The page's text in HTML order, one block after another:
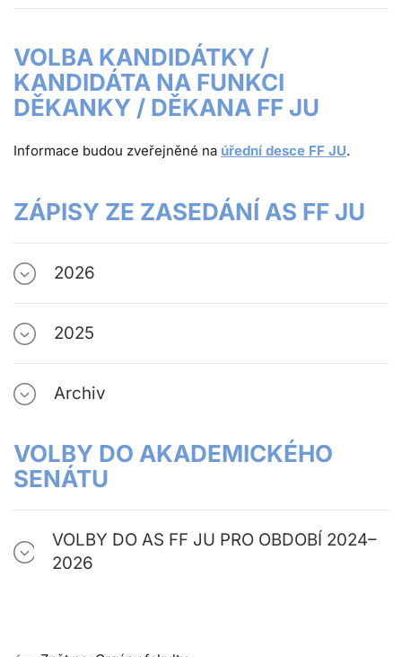
VOLBA KANDIDÁTKY /
KANDIDÁTA NA FUNKCI
DĚKANKY / DĚKANA FF JU
Informace budou zveřejněné na úřední desce FF JU.
ZÁPISY ZE ZASEDÁNÍ AS FF JU
2026
2025
Archiv
VOLBY DO AKADEMICKÉHO
SENÁTU
VOLBY DO AS FF JU PRO OBDOBÍ 2024–
2026